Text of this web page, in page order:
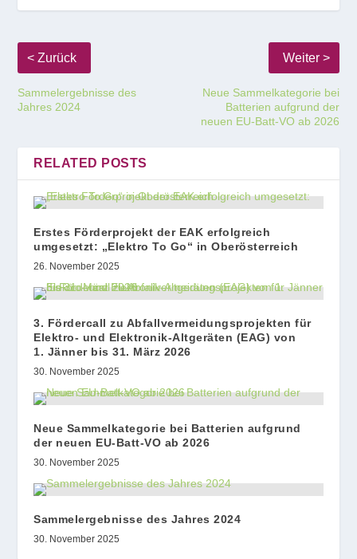
Sammelergebnisse des
Jahres 2024
Neue Sammelkategorie bei
Batterien aufgrund der
neuen EU-Batt-VO ab 2026
RELATED POSTS
Erstes Förderprojekt der EAK erfolgreich
umgesetzt: „Elektro To Go“ in Oberösterreich
26. November 2025
3. Fördercall zu Abfallvermeidungsprojekten für
Elektro- und Elektronik-Altgeräten (EAG) von
1. Jänner bis 31. März 2026
30. November 2025
Neue Sammelkategorie bei Batterien aufgrund
der neuen EU-Batt-VO ab 2026
30. November 2025
Sammelergebnisse des Jahres 2024
30. November 2025